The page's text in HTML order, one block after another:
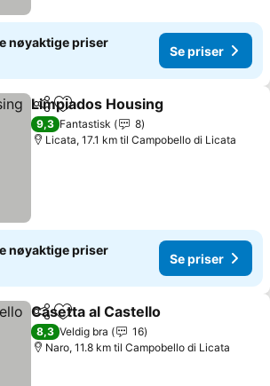
nøyaktige priser
Se priser
Del Legg til i favoritter
Limpiados Housing
9,3 Fantastisk
8
Licata, 17.1 km til Campobello di Licata
nøyaktige priser
Se priser
Del Legg til i favoritter
Casetta al Castello
8,3 Veldig bra
16
Naro, 11.8 km til Campobello di Licata